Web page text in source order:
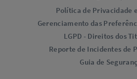
Política de Privacidade
Gerenciamento das
LGPD - Direitos dos
Reporte de Incidentes de
Guia de